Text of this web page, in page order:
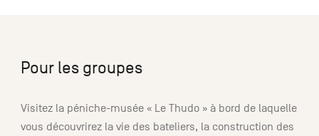
Pour les groupes
Visitez la péniche-musée « Le Thudo » à bord de laquelle
vous découvrirez la vie des bateliers, la construction des